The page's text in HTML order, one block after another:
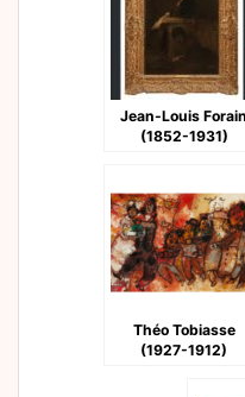
Jean-Louis Forain
(1852-1931)
Théo Tobiasse
(1927-1912)